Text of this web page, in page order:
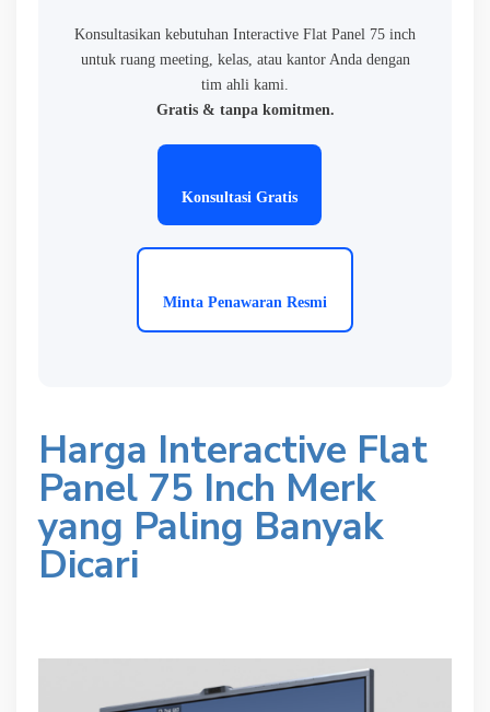
Konsultasikan kebutuhan Interactive Flat Panel 75 inch
untuk ruang meeting, kelas, atau kantor Anda dengan
tim ahli kami.
Gratis & tanpa komitmen.
Konsultasi Gratis
Minta Penawaran Resmi
Harga Interactive Flat
Panel 75 Inch Merk
yang Paling Banyak
Dicari